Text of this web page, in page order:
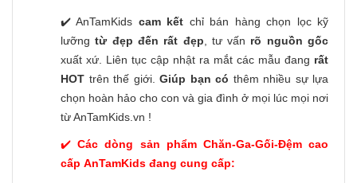
✔️ AnTamKids cam kết chỉ bán hàng chọn lọc kỹ
lưỡngtừ đẹp đến rất đẹp, tư vấn rõ nguồn gốc
xuất xứ. Liên tục cập nhật ra mắt các mẫu đang rất
HOT trên thế giới. Giúp bạn có thêm nhiều sự lựa
chọn hoàn hảo cho con và gia đình ở mọi lúc mọi nơi
từ AnTamKids.vn !
✔️Các dòng sản phẩm Chăn-Ga-Gối-Đệm cao
cấp AnTamKids đang cung cấp: